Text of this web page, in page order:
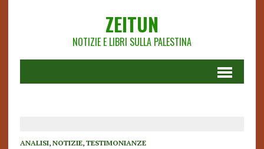
ZEITUN
NOTIZIE E LIBRI SULLA PALESTINA
ANALISI, NOTIZIE, TESTIMONIANZE